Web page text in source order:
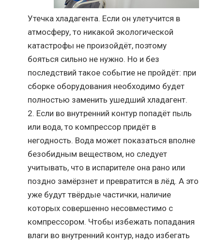
Утечка хладагента. Если он улетучится в
атмосферу, то никакой экологической
катастрофы не произойдёт, поэтому
бояться сильно не нужно. Но и без
последствий такое событие не пройдёт: при
сборке оборудования необходимо будет
полностью заменить ушедший хладагент.
Если во внутренний контур попадёт пыль
или вода, то компрессор придёт в
негодность. Вода может показаться вполне
безобидным веществом, но следует
учитывать, что в испарителе она рано или
поздно замёрзнет и превратится в лёд. А это
уже будут твёрдые частички, наличие
которых совершенно несовместимо с
компрессором. Чтобы избежать попадания
влаги во внутренний контур, надо избегать